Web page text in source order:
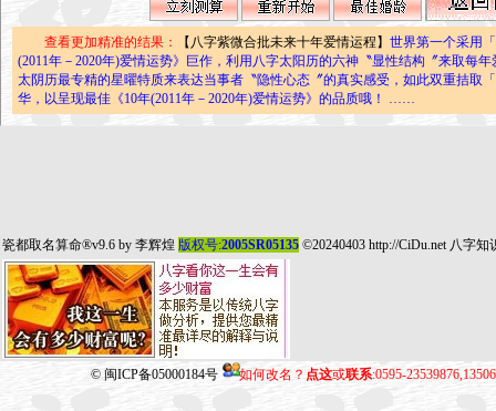
查看更加精准的结果： 【八字紫微合批未来十年爱情运程】 世界第一个采用
(2011年－2020年)爱情运势》巨作，利用八字太阳历的六神〝显性结构〞来取每
太阴历最专精的星曜特质来表达当事者〝隐性心态〞的真实感受，如此双重拮取
华，以呈现最佳《10年(2011年－2020年)爱情运势》的品质哦！ ……
瓷都取名算命®v9.6 by 李辉煌 版权号:2005SR05135 ©20240403 http://CiDu.net 八字知
© 闽ICP备05000184号 如何改名？ 点这或联系:0595-